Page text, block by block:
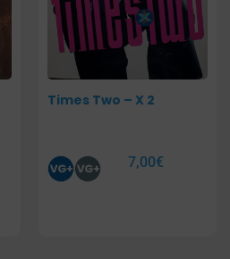
Times Two – X 2
7,00€